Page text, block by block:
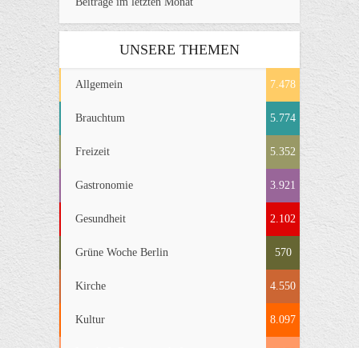
UNSERE THEMEN
Allgemein 7.478
Brauchtum 5.774
Freizeit 5.352
Gastronomie 3.921
Gesundheit 2.102
Grüne Woche Berlin 570
Kirche 4.550
Kultur 8.097